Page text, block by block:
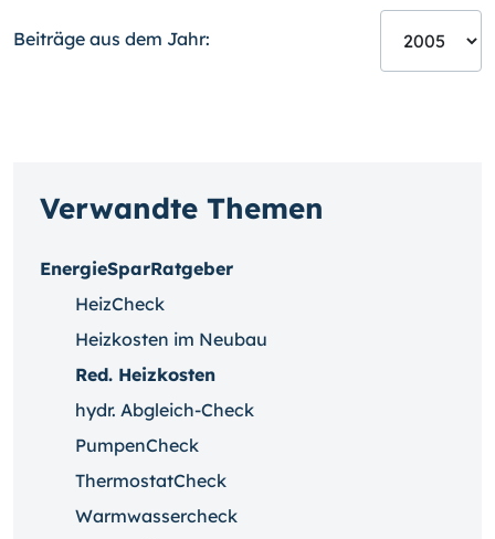
Beiträge aus dem Jahr:
Verwandte Themen
EnergieSparRatgeber
HeizCheck
Heizkosten im Neubau
Red. Heizkosten
hydr. Abgleich-Check
PumpenCheck
ThermostatCheck
Warmwassercheck